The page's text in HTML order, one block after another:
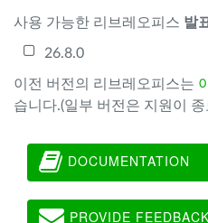
사용 가능한 리브레오피스 발
26.8.0
이전 버전의 리브레오피스는
습니다.(일부 버전은 지원이
DOCUMENTATION
PROVIDE FEEDBACK